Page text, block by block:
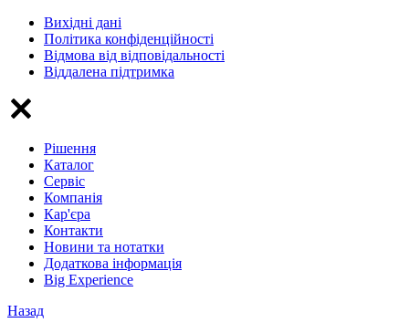
Вихідні дані
Політика конфіденційності
Відмова від відповідальності
Віддалена підтримка
Рішення
Каталог
Сервіс
Компанія
Кар'єра
Контакти
Новини та нотатки
Додаткова інформація
Big Experience
Назад